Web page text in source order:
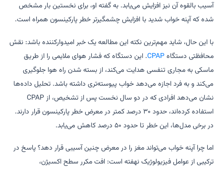
آسیب بالقوه آن نیز افزایش می‌یابد. به گفته او، برای نخستین بار مشخص
شده که آپنه خواب شدید با افزایش چشمگیرتر خطر پارکینسون همراه است.
با این حال، شاید مهم‌ترین نکته این مطالعه یک خبر امیدوارکننده باشد: نقش
محافظتی دستگاهCPAP. این دستگاه که فشار هوای ملایمی را از طریق
ماسکی به مجاری تنفسی هدایت می‌کند، از بسته شدن راه هوا جلوگیری
می‌کند و به فرد اجازه می‌دهد خواب پیوسته‌تری داشته باشد. تحلیل داده‌ها
نشان می‌دهد افرادی که در دو سال نخست پس از تشخیص، از CPAP
استفاده کرده‌اند، حدود ۳۰ درصد کمتر در معرض خطر پارکینسون قرار دارند.
در برخی مدل‌ها، این خطر تا حدود ۵۰ درصد کاهش می‌یابد.
اما چرا آپنه خواب می‌تواند مغز را در معرض چنین آسیبی قرار دهد؟ پاسخ در
ترکیبی از عوامل فیزیولوژیک نهفته است: افت مکرر سطح اکسیژن،